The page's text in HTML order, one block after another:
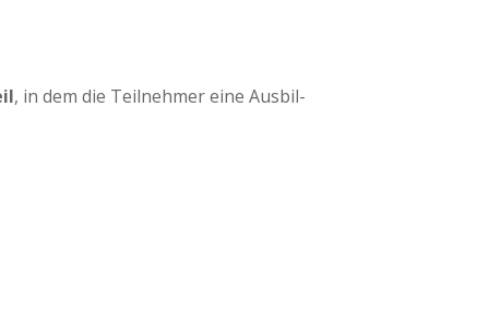
, in dem die Teil­neh­mer eine Aus­bil­